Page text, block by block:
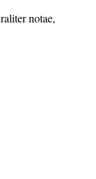
notae,